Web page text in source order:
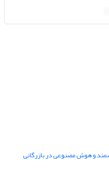
و هوش مصنوعی در بازرگانی